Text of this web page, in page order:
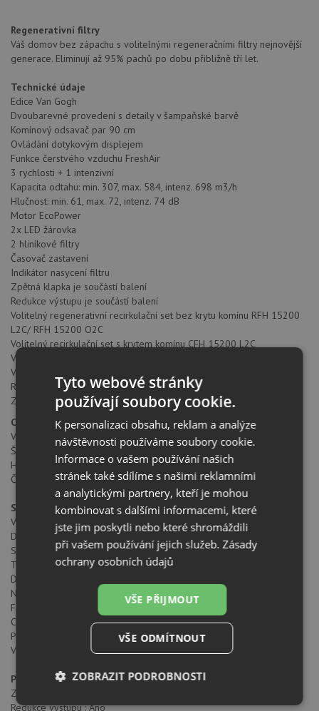
Regenerativní filtry
Váš domov bez zápachu s volitelnými regeneračními filtry nejnovější
generace. Eliminují až 95% pachů po dobu přibližně tří let.
Technické údaje
Edice Van Gogh
Dvoubarevné provedení s detaily v šampaňské barvě
Komínový odsavač par 90 cm
Ovládání dotykovým displejem
Funkce čerstvého vzduchu FreshAir
3 rychlosti + 1 intenzivní
Kapacita odtahu: min. 307, max. 584, intenz. 698 m3/h
Hlučnost: min. 61, max. 72, intenz. 74 dB
Motor EcoPower
2x LED žárovka
2 hliníkové filtry
Časovač zastavení
Indikátor nasycení filtru
Zpětná klapka je součástí balení
Redukce výstupu je součástí balení
Volitelný regenerativní recirkulační set bez krytu komínu RFH 15200
L2C/ RFH 15200 O2C
Volitelný recirkulační set s krytem komínu CFH 15200 L2C
Volitelný uhlíkový filtr: D4C
Volitelný regenerační filtr: R1RTK
Redukce 150/125 mm (kód: 89230185)
Zpětná klapka 150 mm (kód: 81483287)
Celkové rozměry
Výška produktu (mm): 800-1100
Šířka produktu (mm): 900
Hloubka produktu (mm): 412
Čistá hmotnost (kg): 15,3
Specifické vlastnosti
Vyjímatelný sběrač oleje: ANO
Duální nasávací systém: ANO
Spotřeba vnitřního osvětlení (W): 4
Typ přípojky: Schuko plug
Délka připojovacího kabelu (cm): 100
Napětí (V): 220-240
Frekvence (Hz): 50/60
Celkový výkon digestoře (W): 286
Počet motorů: 1
Výkon motorů: 280
Příslušenství
Zpětný ventil: ANO
Redukce výstupu : Ano
Tyto webové stránky
používají soubory cookie.
K personalizaci obsahu, reklam a analýze
návštěvnosti používáme soubory cookie.
Informace o vašem používání našich
stránek také sdílíme s našimi reklamními
a analytickými partnery, kteří je mohou
kombinovat s dalšími informacemi, které
jste jim poskytli nebo které shromáždili
při vašem používání jejich služeb.Zásady
ochrany osobních údajů
VŠE PŘIJMOUT
VŠE ODMÍTNOUT
ZOBRAZIT PODROBNOSTI
Nezbytně Výkonové Soubory